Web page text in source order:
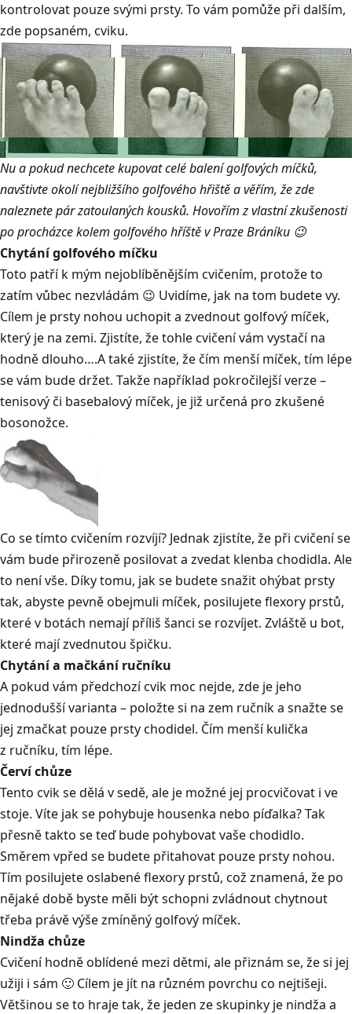
kontrolovat pouze svými prsty. To vám pomůže při dalším,
zde popsaném, cviku.
Nu a pokud nechcete kupovat celé balení golfových míčků,
navštivte okolí nejbližšího golfového hřiště a věřím, že zde
naleznete pár zatoulaných kousků. Hovořím z vlastní zkušenosti
po procházce kolem golfového hříště v Praze Bráníku 😉
Chytání golfového míčku
Toto patří k mým nejoblíběnějším cvičením, protože to
zatím vůbec nezvládám 😉 Uvidíme, jak na tom budete vy.
Cílem je prsty nohou uchopit a zvednout golfový míček,
který je na zemi. Zjistíte, že tohle cvičení vám vystačí na
hodně dlouho….A také zjistíte, že čím menší míček, tím lépe
se vám bude držet. Takže například pokročilejší verze –
tenisový či basebalový míček, je již určená pro zkušené
bosonožce.
Co se tímto cvičením rozvíjí? Jednak zjistíte, že při cvičení se
vám bude přirozeně posilovat a zvedat klenba chodidla. Ale
to není vše. Díky tomu, jak se budete snažit ohýbat prsty
tak, abyste pevně obejmuli míček, posilujete flexory prstů,
které v botách nemají příliš šanci se rozvíjet. Zvláště u bot,
které mají zvednutou špičku.
Chytání a mačkání ručníku
A pokud vám předchozí cvik moc nejde, zde je jeho
jednodušší varianta – položte si na zem ručník a snažte se
jej zmačkat pouze prsty chodidel. Čím menší kulička
z ručníku, tím lépe.
Červí chůze
Tento cvik se dělá v sedě, ale je možné jej procvičovat i ve
stoje. Víte jak se pohybuje housenka nebo píďalka? Tak
přesně takto se teď bude pohybovat vaše chodidlo.
Směrem vpřed se budete přitahovat pouze prsty nohou.
Tím posilujete oslabené flexory prstů, což znamená, že po
nějaké době byste měli být schopni zvládnout chytnout
třeba právě výše zmíněný golfový míček.
Nindža chůze
Cvičení hodně oblídené mezi dětmi, ale přiznám se, že si jej
užiji i sám 🙂 Cílem je jít na různém povrchu co nejtišeji.
Většinou se to hraje tak, že jeden ze skupinky je nindža a